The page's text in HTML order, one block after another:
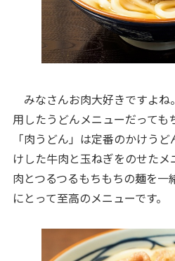
みなさんお肉大好きですよね
用したうどんメニューだっても
「肉うどん」は定番のかけう
けした牛肉と玉ねぎをのせた
肉とつるつるもちもちの麺を一
にとって至高のメニューです。